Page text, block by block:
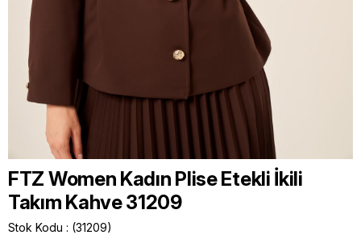
FTZ Women Kadın Plise Etekli İkili
Takım Kahve 31209
Stok Kodu
(31209)